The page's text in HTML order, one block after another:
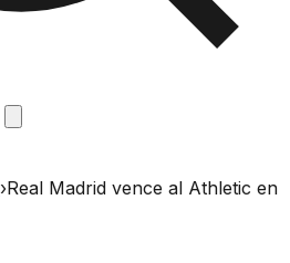
›Real Madrid vence al Athletic en